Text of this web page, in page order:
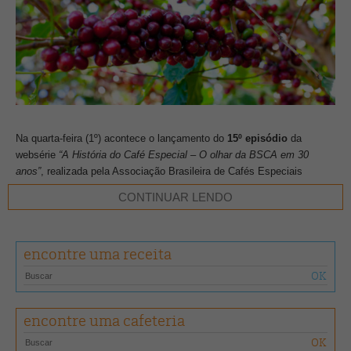
Na quarta-feira (1º) acontece o lançamento do 15º episódio da
websérie “A História do Café Especial – O olhar da BSCA em 30
anos”, realizada pela Associação Brasileira de Cafés Especiais
(BSCA) em parceria com a Café Editora.
como a visão do mundo mudou, ao longo dos últimos anos, a respeito
dos grãos cultivados em nosso país. Para contar essa história, foram
convidados: Henrique Sloper, da Camocim Organic; Carmem Lucia
Chaves Brito (Ucha), das Fazendas Caxambu e Aracaçu; Javier Faus,
da Bourbon Specialty Coffees; Luiz Paulo Pereira, da
CarmoCoffees/Fazenda Santuário Sul; Reymar Coutinho, da
Pinhalense; Julia Fortini, da Academia do Café; Maria Dirceia
CONTINUAR LENDO
encontre uma receita
encontre uma cafeteria